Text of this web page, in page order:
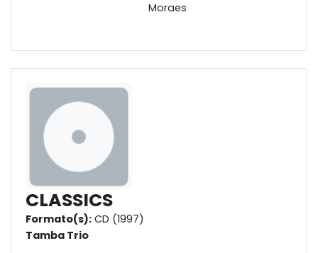
Moraes
CLASSICS
Formato(s): CD (1997)
Tamba Trio